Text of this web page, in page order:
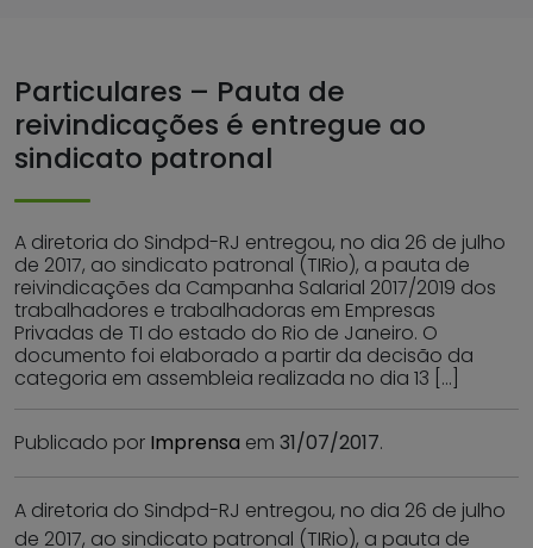
Particulares – Pauta de
reivindicações é entregue ao
sindicato patronal
A diretoria do Sindpd-RJ entregou, no dia 26 de julho
de 2017, ao sindicato patronal (TIRio), a pauta de
reivindicações da Campanha Salarial 2017/2019 dos
trabalhadores e trabalhadoras em Empresas
Privadas de TI do estado do Rio de Janeiro. O
documento foi elaborado a partir da decisão da
categoria em assembleia realizada no dia 13 […]
Publicado por Imprensa em 31/07/2017.
A diretoria do Sindpd-RJ entregou, no dia 26 de julho
de 2017, ao sindicato patronal (TIRio), a pauta de